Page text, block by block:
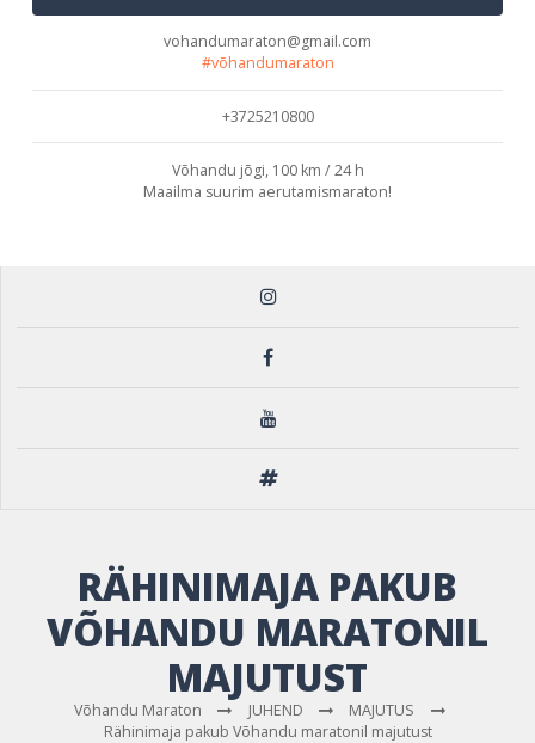
vohandumaraton@gmail.com
#võhandumaraton
+3725210800
Võhandu jõgi, 100 km / 24 h
Maailma suurim aerutamismaraton!
RÄHINIMAJA PAKUB
VÕHANDU MARATONIL
MAJUTUST
Võhandu Maraton JUHEND
MAJUTUS
Rähinimaja pakub Võhandu maratonil majutust